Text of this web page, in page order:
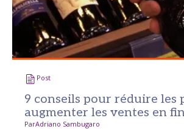
Post
9 conseils pour réduire les
augmenter les ventes en
ParAdriano Sambugaro